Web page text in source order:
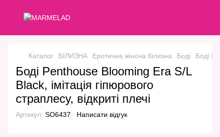
Каталог БІЛИЗНА Еротична жіноча білизна Боді Боді
Боді Penthouse Blooming Era S/L
Black, імітація гіпюрового
страплесу, відкриті плечі
Артикул: SO6437 Написати відгук